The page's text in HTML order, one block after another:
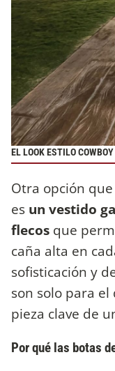
EL LOOK ESTILO
Otra opción
es un vestido
flecos que
caña alta en
sofisticación y
son solo para
pieza clave de
Por qué las botas